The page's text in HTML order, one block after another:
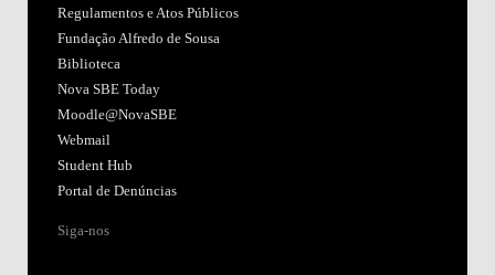
Regulamentos e Atos Públicos
Fundação Alfredo de Sousa
Biblioteca
Nova SBE Today
Moodle@NovaSBE
Webmail
Student Hub
Portal de Denúncias
Siga-nos